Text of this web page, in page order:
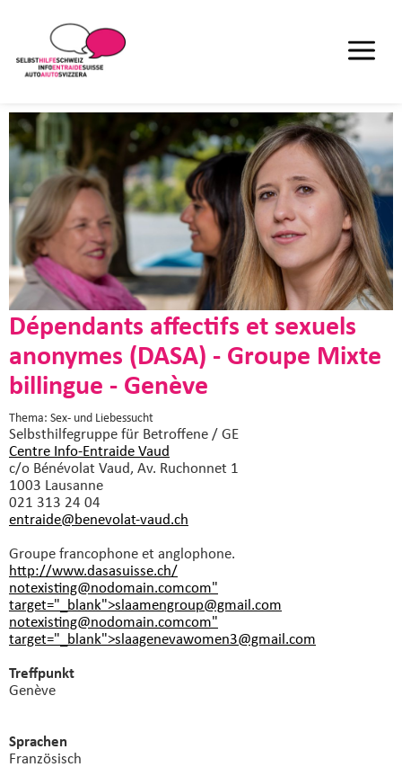
Dépendants affectifs et sexuels
anonymes (DASA) - Groupe Mixte
billingue - Genève
Thema: Sex- und Liebessucht
Selbsthilfegruppefür Betroffene / GE
Centre Info-Entraide Vaud
c/o Bénévolat Vaud, Av. Ruchonnet 1
1003 Lausanne
021 313 24 04
entraide@benevolat-vaud.ch
Groupe francophone et anglophone.
http://www.dasasuisse.ch/
notexisting@nodomain.comcom"
target="_blank">slaamengroup@gmail.com
notexisting@nodomain.comcom"
target="_blank">slaagenevawomen3@gmail.com
Treffpunkt
Genève
Sprachen
Französisch